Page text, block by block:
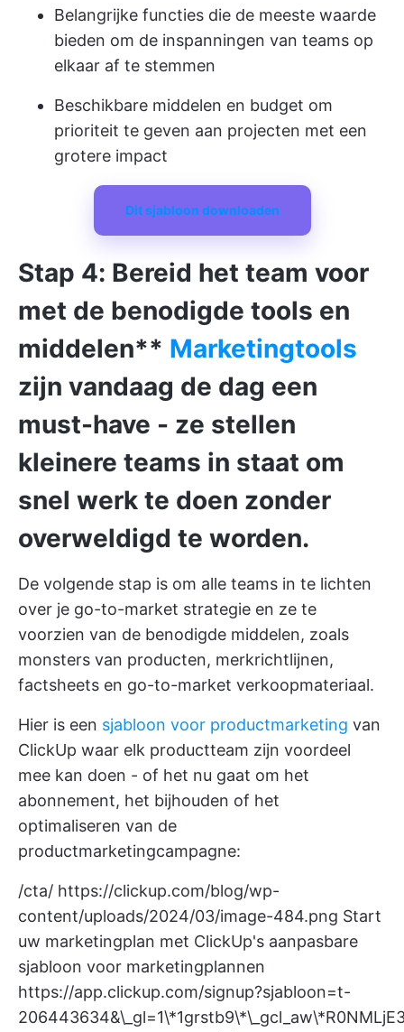
Belangrijke functies die de meeste waarde
bieden om de inspanningen van teams op
elkaar af te stemmen
Beschikbare middelen en budget om
prioriteit te geven aan projecten met een
grotere impact
Dit sjabloon downloaden
Stap 4: Bereid het team voor
met de benodigde tools en
middelen** Marketingtools
zijn vandaag de dag een
must-have - ze stellen
kleinere teams in staat om
snel werk te doen zonder
overweldigd te worden.
De volgende stap is om alle teams in te lichten
over je go-to-market strategie en ze te
voorzien van de benodigde middelen, zoals
monsters van producten, merkrichtlijnen,
factsheets en go-to-market verkoopmateriaal.
Hier is een sjabloon voor productmarketing van
ClickUp waar elk productteam zijn voordeel
mee kan doen - of het nu gaat om het
abonnement, het bijhouden of het
optimaliseren van de
productmarketingcampagne:
/cta/ https://clickup.com/blog/wp-
content/uploads/2024/03/image-484.png Start
uw marketingplan met ClickUp's aanpasbare
sjabloon voor marketingplannen
https://app.clickup.com/signup?sjabloon=t-